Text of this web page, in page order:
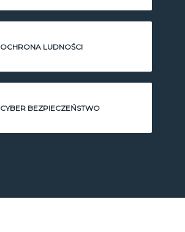
OCHRONA LUDNOŚCI
CYBER BEZPIECZEŃSTWO